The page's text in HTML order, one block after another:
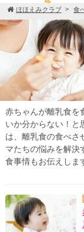
ほほえみクラブ 食
赤ちゃんが離乳食を
いか分からない！と
は、離乳食の食べさ
マたちの悩みを解決
食事情もお伝えしま